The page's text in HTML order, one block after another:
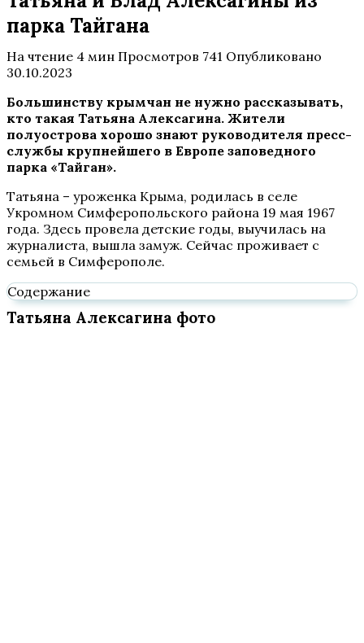
парка Тайгана
На чтение 4 мин Просмотров 741 Опубликовано
30.10.2023
Большинству крымчан не нужно рассказывать,
кто такая Татьяна Алексагина. Жители
полуострова хорошо знают руководителя пресс-
службы крупнейшего в Европе заповедного
парка «Тайган».
Татьяна – уроженка Крыма, родилась в селе
Укромном Симферопольского района 19 мая 1967
года. Здесь провела детские годы, выучилась на
журналиста, вышла замуж. Сейчас проживает с
семьей в Симферополе.
Содержание
Татьяна Алексагина фото